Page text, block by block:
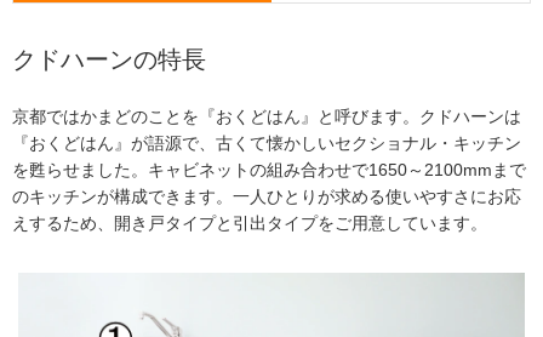
クドハーンの特長
京都ではかまどのことを『おくどはん』と呼びます。クドハーンは
『おくどはん』が語源で、古くて懐かしいセクショナル・キッチン
を甦らせました。キャビネットの組み合わせで1650～2100mmまで
のキッチンが構成できます。一人ひとりが求める使いやすさにお応
えするため、開き戸タイプと引出タイプをご用意しています。